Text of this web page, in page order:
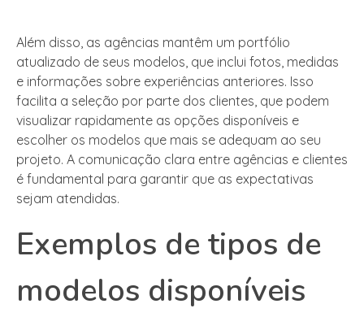
Além disso, as agências mantêm um portfólio
atualizado de seus modelos, que inclui fotos, medidas
e informações sobre experiências anteriores. Isso
facilita a seleção por parte dos clientes, que podem
visualizar rapidamente as opções disponíveis e
escolher os modelos que mais se adequam ao seu
projeto. A comunicação clara entre agências e clientes
é fundamental para garantir que as expectativas
sejam atendidas.
Exemplos de tipos de
modelos disponíveis